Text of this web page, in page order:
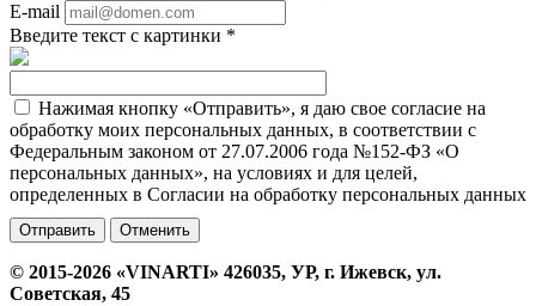
E-mail
Введите текст с картинки *
Нажимая кнопку «Отправить», я даю свое согласие на
обработку моих персональных данных, в соответствии с
Федеральным законом от 27.07.2006 года №152-ФЗ «О
персональных данных», на условиях и для целей,
определенных в Согласии на обработку персональных данных
Отменить
© 2015-2026 «VINARTI» 426035, УР, г. Ижевск, ул.
Советская, 45